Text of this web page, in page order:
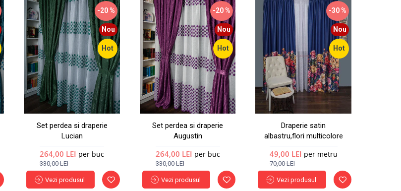
Nou
Hot
-20 %
Set perdea si draperie
Lucian
264,00 LEI per buc
330,00 LEI
Vezi produsul
Nou
Hot
-20 %
Set perdea si draperie
Augustin
264,00 LEI per buc
330,00 LEI
Vezi produsul
Nou
Hot
-30 %
Draperie satin
albastru,flori multicolore
49,00 LEI per metru
70,00 LEI
Vezi produsul